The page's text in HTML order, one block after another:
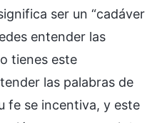
ser un “cadáver
entender las
tienes este
las palabras de
fe se incentiva, y este